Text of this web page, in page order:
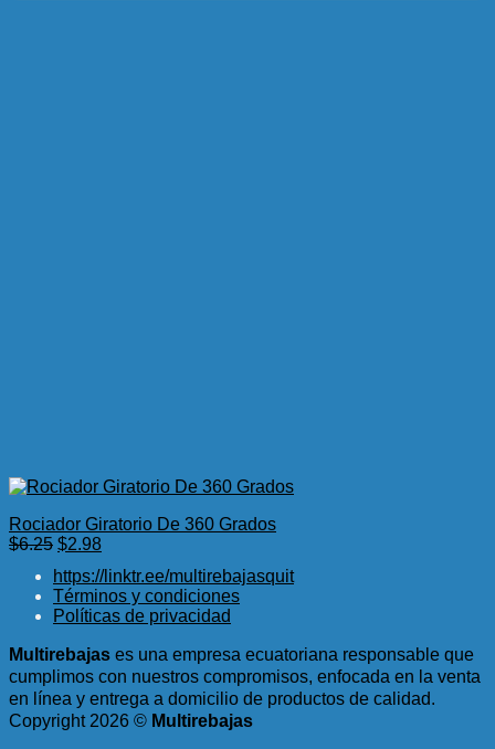
Rociador Giratorio De 360 Grados
$6.25 El
original
era:
$6.25.
$2.98El
actual
es:
$2.98.
https://linktr.ee/multirebajasquit
Términos y condiciones
Políticas de privacidad
Multirebajas es una empresa ecuatoriana responsable que
cumplimos con nuestros compromisos, enfocada en la venta
en línea y entrega a domicilio de productos de calidad.
Copyright 2026 © Multirebajas